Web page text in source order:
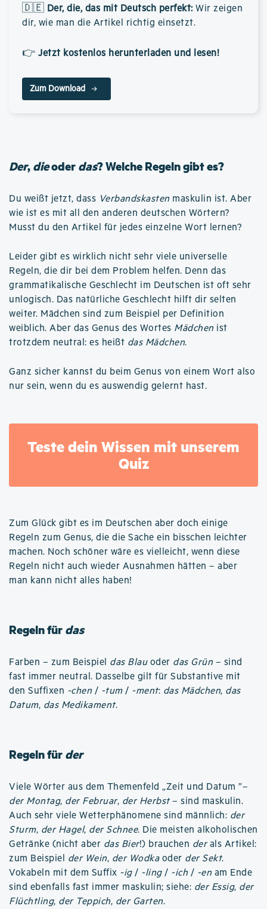
🇩🇪 Der, die, das mit Deutsch perfekt: Wir zeigen
dir, wie man die Artikel richtig einsetzt.
👉 Jetzt kostenlos herunterladen und lesen!
Zum Download
Der,dieoderdas? Welche Regeln gibt es?
Du weißt jetzt, dass Verbandskasten maskulin ist. Aber
wie ist es mit all den anderen deutschen Wörtern?
Musst du den Artikel für jedes einzelne Wort lernen?
Leider gibt es wirklich nicht sehr viele universelle
Regeln, die dir bei dem Problem helfen. Denn das
grammatikalische Geschlecht im Deutschen ist oft sehr
unlogisch. Das natürliche Geschlecht hilft dir selten
weiter. Mädchen sind zum Beispiel per Definition
weiblich. Aber das Genus des Wortes Mädchen ist
trotzdem neutral: es heißt das Mädchen.
Ganz sicher kannst du beim Genus von einem Wort also
nur sein, wenn du es auswendig gelernt hast.
Teste dein Wissen mit unserem
Quiz
Zum Glück gibt es im Deutschen aber doch einige
Regeln zum Genus, die die Sache ein bisschen leichter
machen. Noch schöner wäre es vielleicht, wenn diese
Regeln nicht auch wieder Ausnahmen hätten – aber
man kann nicht alles haben!
Regeln fürdas
Farben – zum Beispiel das Blauoder das Grün – sind
fast immer neutral. Dasselbe gilt für Substantive mit
den Suffixen -chen / -tum/ -ment: das Mädchen, das
Datum, das Medikament.
Regeln fürder
Viele Wörter aus dem Themenfeld „Zeit und Datum ”–
der Montag, der Februar, der Herbst– sind maskulin.
Auch sehr viele Wetterphänomene sind männlich: der
Sturm, der Hagel, der Schnee. Die meisten alkoholischen
Getränke (nicht aber das Bier!) brauchen derals Artikel:
zum Beispiel der Wein, der Wodkaoder der Sekt.
Vokabeln mit dem Suffix -ig/ -ling/ -ich / -en am Ende
sind ebenfalls fast immer maskulin; siehe: der Essig, der
Flüchtling, der Teppich, der Garten.